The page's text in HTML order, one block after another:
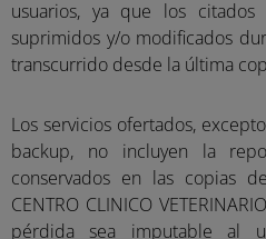
usuarios, ya que los
suprimidos y/o modificados
transcurrido desde la última
Los servicios ofertados,
backup, no incluyen la
conservados en las copias
CENTRO CLINICO
pérdida sea imputable al